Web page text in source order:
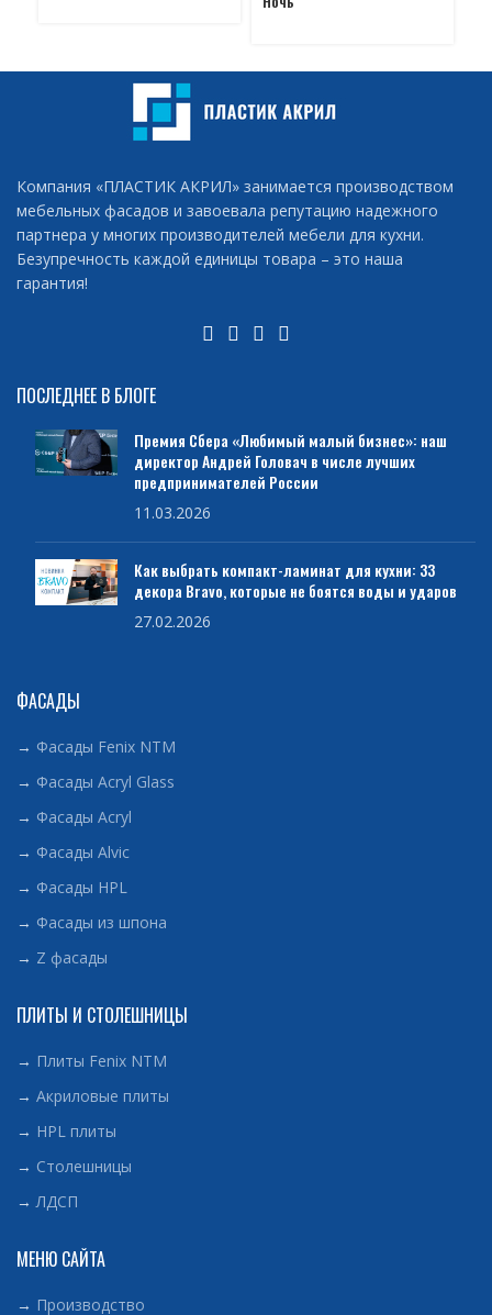
Компания «ПЛАСТИК АКРИЛ» занимается производством
мебельных фасадов и завоевала репутацию надежного
партнера у многих производителей мебели для кухни.
Безупречность каждой единицы товара – это наша
гарантия!
ПОСЛЕДНЕЕ В БЛОГЕ
Премия Сбера «Любимый малый бизнес»: наш
директор Андрей Головач в числе лучших
предпринимателей России
11.03.2026
Как выбрать компакт-ламинат для кухни: 33
декора Bravo, которые не боятся воды и ударов
27.02.2026
ФАСАДЫ
→ Фасады Fenix NTM
→ Фасады Acryl Glass
→ Фасады Acryl
→ Фасады Alvic
→ Фасады HPL
→ Фасады из шпона
→ Z фасады
ПЛИТЫ И СТОЛЕШНИЦЫ
→ Плиты Fenix NTM
→ Акриловые плиты
→ HPL плиты
→ Столешницы
→ ЛДСП
МЕНЮ САЙТА
→ Производство